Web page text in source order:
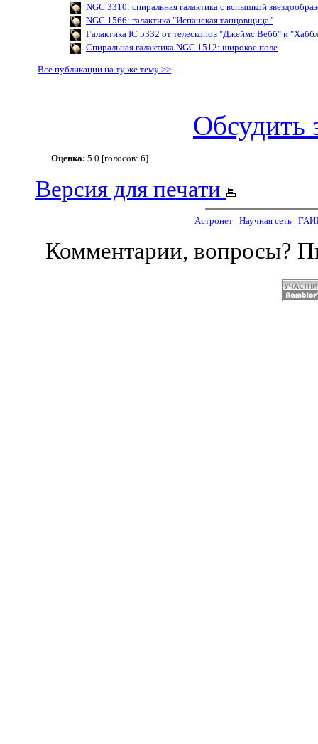
NGC 3310: спиральная галактика с вспышкой
NGC 1566: галактика "Испанская танцовщица"
Галактика IC 5332 от телескопов "Джеймс Вебб" и
Спиральная галактика NGC 1512: широкое поле
Все публикации на ту же тему >>
Обсудить
Оценка: 5.0 [голосов: 6]
Версия для печати
Астронет| Научная сеть|
Комментарии, вопросы?